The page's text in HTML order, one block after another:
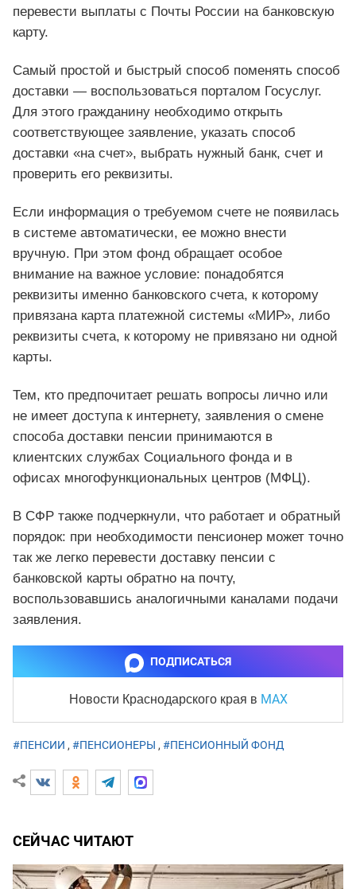
перевести выплаты с Почты России на банковскую
карту.
Самый простой и быстрый способ поменять способ
доставки — воспользоваться порталом Госуслуг.
Для этого гражданину необходимо открыть
соответствующее заявление, указать способ
доставки «на счет», выбрать нужный банк, счет и
проверить его реквизиты.
Если информация о требуемом счете не появилась
в системе автоматически, ее можно внести
вручную. При этом фонд обращает особое
внимание на важное условие: понадобятся
реквизиты именно банковского счета, к которому
привязана карта платежной системы «МИР», либо
реквизиты счета, к которому не привязано ни одной
карты.
Тем, кто предпочитает решать вопросы лично или
не имеет доступа к интернету, заявления о смене
способа доставки пенсии принимаются в
клиентских службах Социального фонда и в
офисах многофункциональных центров (МФЦ).
В СФР также подчеркнули, что работает и обратный
порядок: при необходимости пенсионер может точно
так же легко перевести доставку пенсии с
банковской карты обратно на почту,
воспользовавшись аналогичными каналами подачи
заявления.
ПОДПИСАТЬСЯ
Новости Краснодарского края в MAX
#ПЕНСИИ , #ПЕНСИОНЕРЫ , #ПЕНСИОННЫЙ ФОНД
СЕЙЧАС ЧИТАЮТ